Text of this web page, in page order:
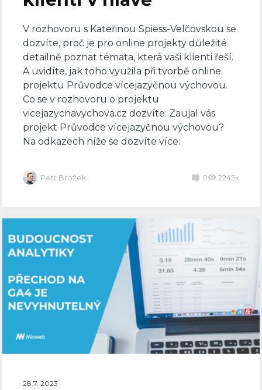
V rozhovoru s Kateřinou Spiess-Velčovskou se
dozvíte, proč je pro online projekty důležité
detailně poznat témata, která vaši klienti řeší.
A uvidíte, jak toho využila při tvorbě online
projektu Průvodce vícejazyčnou výchovou.
Co se v rozhovoru o projektu
vicejazycnavychova.cz dozvíte: Zaujal vás
projekt Průvodce vícejazyčnou výchovou?
Na odkazech níže se dozvíte více:
Petr Brožek 0 2245x
28.7. 2023